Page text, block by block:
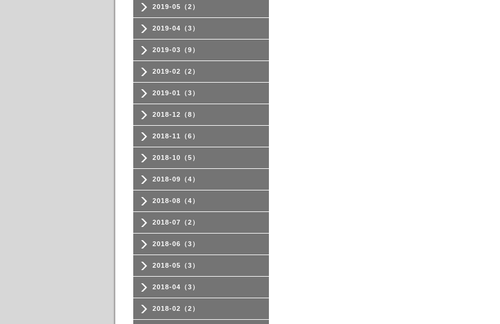
2019-05（2）
2019-04（3）
2019-03（9）
2019-02（2）
2019-01（3）
2018-12（8）
2018-11（6）
2018-10（5）
2018-09（4）
2018-08（4）
2018-07（2）
2018-06（3）
2018-05（3）
2018-04（3）
2018-02（2）